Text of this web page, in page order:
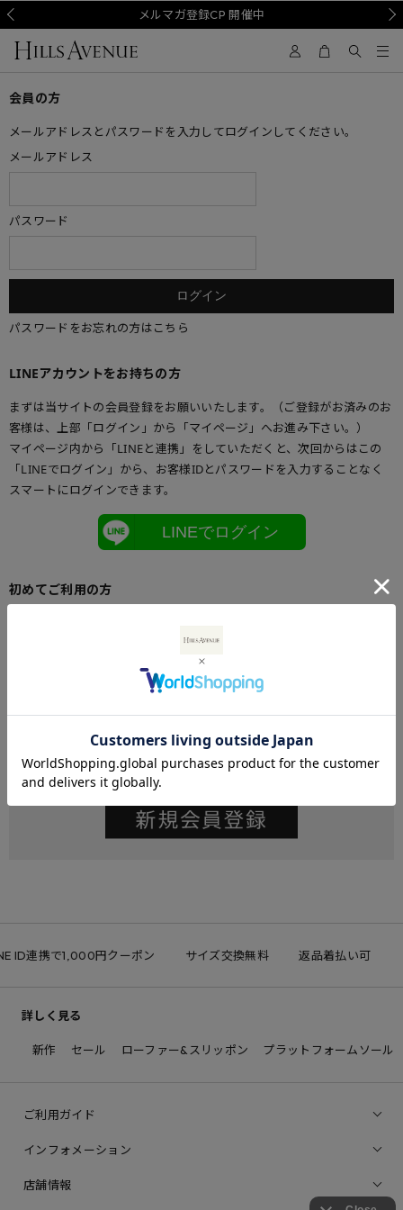
メルマガ登録CP 開催中
会員の方
メールアドレスとパスワードを入力してログインしてください。
メールアドレス
パスワード
パスワードをお忘れの方はこちら
LINEアカウントをお持ちの方
まずは当サイトの会員登録をお願いいたします。（ご登録がお済みのお
客様は、上部「ログイン」から「マイページ」へお進み下さい。）
マイページ内から「LINEと連携」をしていただくと、次回からはこの
「LINEでログイン」から、お客様IDとパスワードを入力することなく
スマートにログインできます。
LINEでログイン
初めてご利用の方
メールアドレスとパスワードを登録しておくと便利にお買い物ができる
ID連携で1,000円クーポン サイズ交換無料 返品着払い可
詳しく見る
新作 セール ローファー&スリッポン プラットフォームソール
ご利用ガイド
インフォメーション
店舗情報